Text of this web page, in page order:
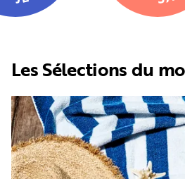
Les Sélections du